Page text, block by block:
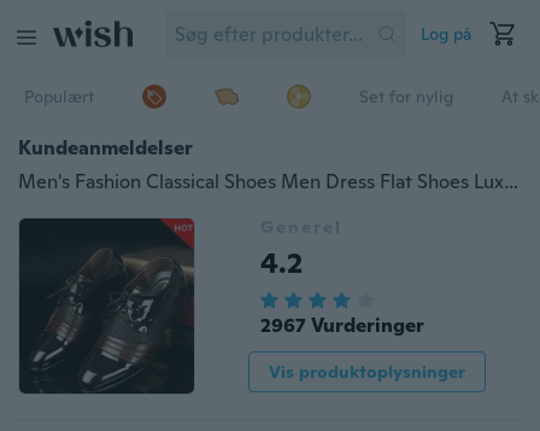
Log på
Populært Set for nylig At
Kundeanmeldelser
Men's Fashion Classical Shoes Men Dress Flat Shoes Luxury 2017 Men's Business Oxfords Casual Shoes Black / Brown
Generel
4.2
2967 Vurderinger
Vis produktoplysninger